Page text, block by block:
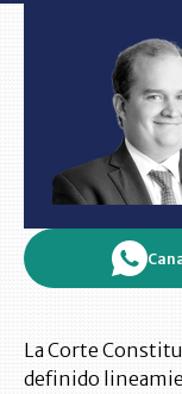
La Corte
definido